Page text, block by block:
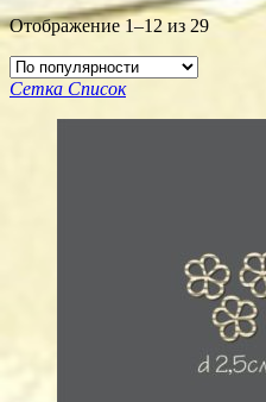
Отображение 1–12 из 29
Сетка Список